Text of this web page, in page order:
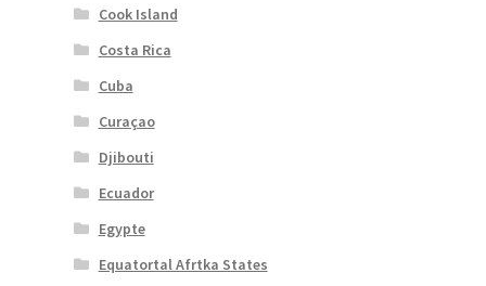
Cook Island
Costa Rica
Cuba
Curaçao
Djibouti
Ecuador
Egypte
Equatortal Afrtka States